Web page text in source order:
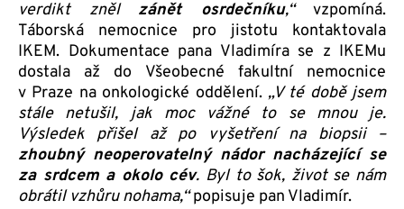
verdikt zněl zánět osrdečníku,“vzpomíná.
Táborská nemocnice pro jistotu kontaktovala
IKEM. Dokumentace pana Vladimíra se z IKEMu
dostala až do Všeobecné fakultní nemocnice
v Praze na onkologické oddělení. „V té době jsem
stále netušil, jak moc vážné to se mnou je.
Výsledek přišel až po vyšetření na biopsii –
zhoubný neoperovatelný nádor nacházející se
za srdcem a okolo cév. Byl to šok, život se nám
obrátil vzhůru nohama,“popisuje pan Vladimír.